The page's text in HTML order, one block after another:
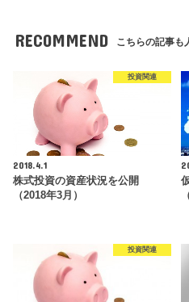
RECOMMEND こちらの記事も
投資関連
2018.4.1
株式投資の資産状況を公開
（2018年3月）
投資関連